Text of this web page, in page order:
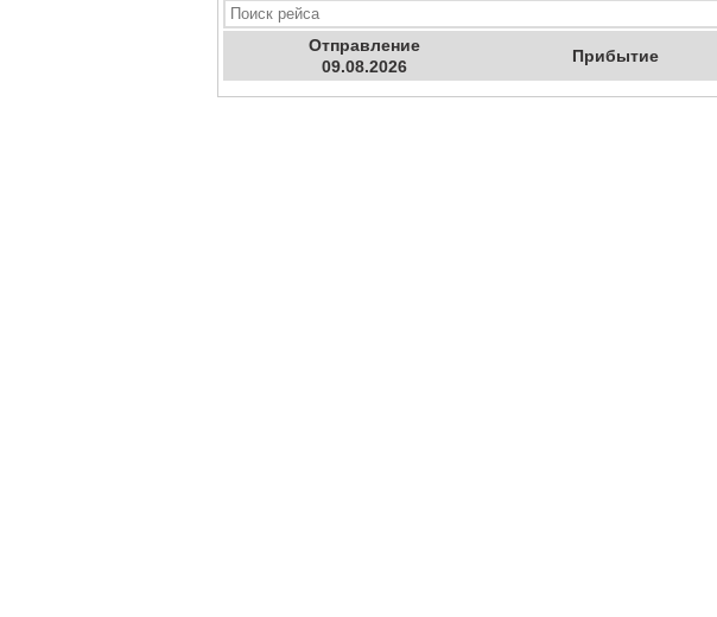
Отправление
09.08.2026
Прибытие